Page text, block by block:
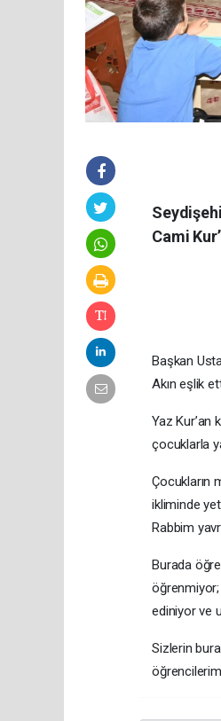
Cami
Başkan
Akın eşlik
Yaz Kur’an
çocuklarla
Çocukların
ikliminde
Rabbim
Burada
öğrenmiyor;
ediniyor ve
Sizlerin